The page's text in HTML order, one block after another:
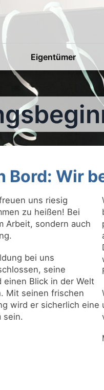
Eigentümer
Bord: Wir
uns riesig
zu heißen! Bei
Arbeit, sondern auch
bei uns
seine
Blick in der Welt
Mit seinen frischen
wird er sicherlich eine
sein.